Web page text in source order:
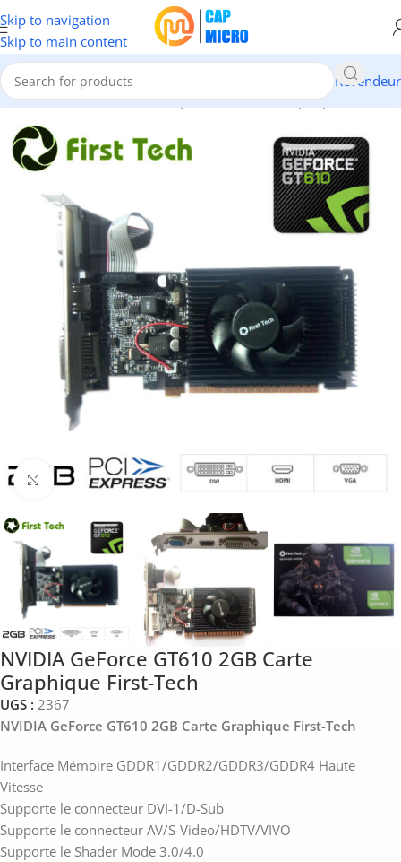
Skip to navigation
Skip to main content
Revendeur
Accueil/INFORMATIQUE/Composants/Cartes Graphique
Click to enlarge
NVIDIA GeForce GT610 2GB Carte
Graphique First-Tech
UGS : 2367
NVIDIA GeForce GT610 2GB Carte Graphique First-Tech
Interface Mémoire GDDR1/GDDR2/GDDR3/GDDR4 Haute
Vitesse
Supporte le connecteur DVI-1/D-Sub
Supporte le connecteur AV/S-Video/HDTV/VIVO
Supporte le Shader Mode 3.0/4.0